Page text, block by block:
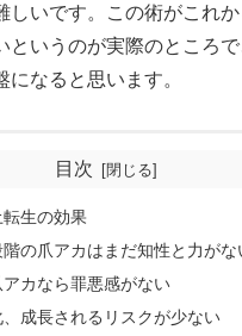
しいです。この術がこれ
というのが実際のところ
になると思います。
目次
転生の効果
階の爪アカはまだ知性と力がな
アカなら罪悪感がない
、成長されるリスクが少ない